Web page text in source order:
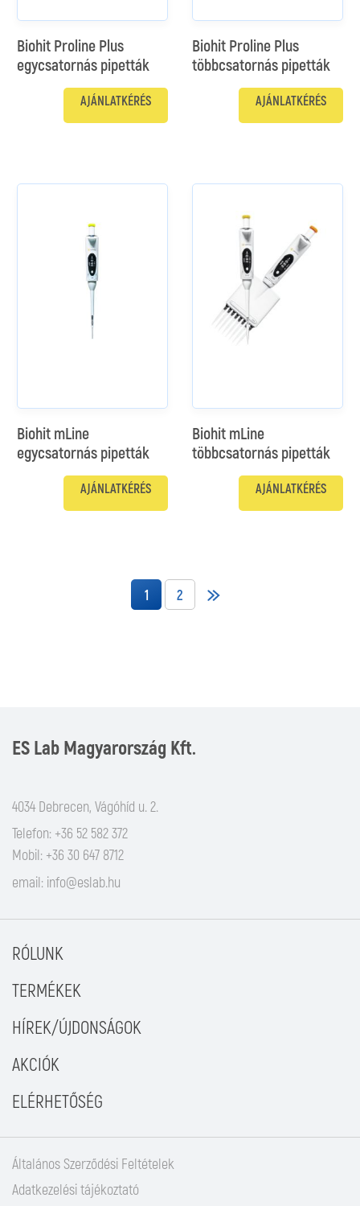
Biohit Proline Plus
egycsatornás pipetták
AJÁNLATKÉRÉS
Biohit Proline Plus
többcsatornás pipetták
AJÁNLATKÉRÉS
Biohit mLine
egycsatornás pipetták
AJÁNLATKÉRÉS
Biohit mLine
többcsatornás pipetták
AJÁNLATKÉRÉS
1 2
ES Lab Magyarország Kft.
4034 Debrecen, Vágóhíd u. 2.
Telefon: +36 52 582 372
Mobil: +36 30 647 8712
email: info@eslab.hu
RÓLUNK
TERMÉKEK
HÍREK/ÚJDONSÁGOK
AKCIÓK
ELÉRHETŐSÉG
Általános Szerződési Feltételek
Adatkezelési tájékoztató